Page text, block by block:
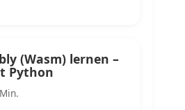
(Wasm) lernen –
Python